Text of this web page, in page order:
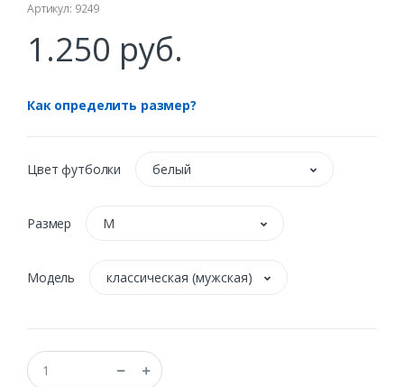
Артикул: 9249
1.250 руб.
Как определить размер?
Цвет футболки белый
Размер M
Модель классическая (мужская)